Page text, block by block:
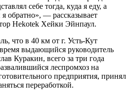
себе тогда, куда я еду, а
я обратно», — рассказывает
Hekotek Хейки Эйнпаул.
что в 40 км от г. Усть-Кут
выдающийся руководитель
Куракин, всего за три года
леспромхоз на
предприятия, принял
переработкой.